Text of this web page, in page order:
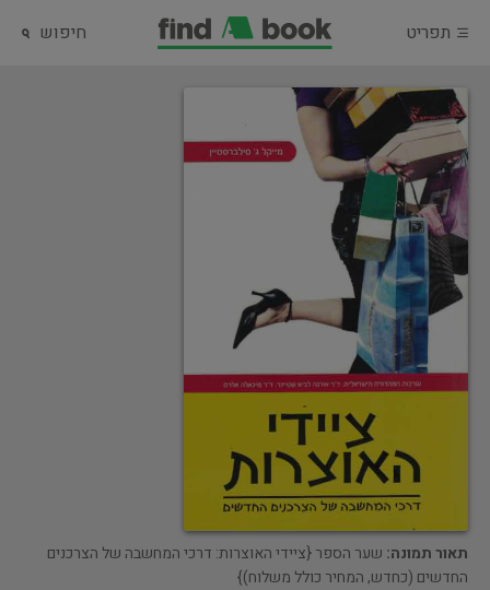
תפריט חיפוש
תאור תמונה: שער הספר {ציידי האוצרות: דרכי המחשבה של הצרכנים
החדשים (כחדש, המחיר כולל משלוח)}